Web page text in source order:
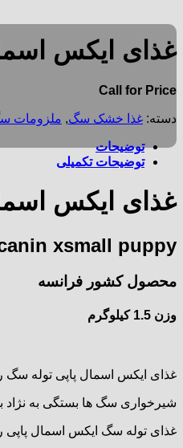
غذای ایکس اسمال
Call for Price
دسته: غذا خشک سگ, ملزومات
توضیحات
توضیحات تکمیلی
غذای ایکس
xsmall puppy
محصول کشور فرانسه
وزن 1.5 کیلوگرم
غذای ایکس اسمال پاپی توله سگ رویال کنین،
شیرخواری سگ ها بستگی به نژاد بهتر است تا 3 ماهگی ادامه پیدا کند و با شیر خشک مناسب تغذیه شوند همچنین بهتر است از 1 الی 6 ماهگی از
غذای توله سگ ایکس اسمال پاپی